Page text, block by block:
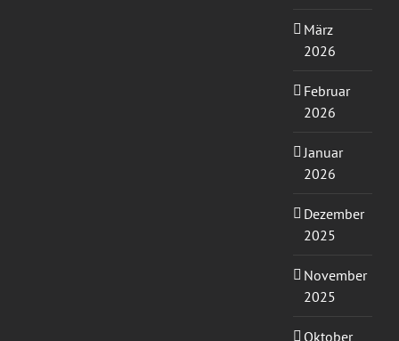
März
2026
Februar
2026
Januar
2026
Dezember
2025
November
2025
Oktober